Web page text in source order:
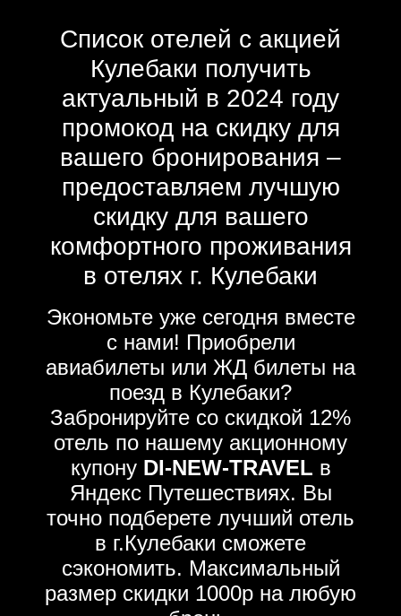
Список отелей с акцией
Кулебаки получить
актуальный в 2024 году
промокод на скидку для
вашего бронирования –
предоставляем лучшую
скидку для вашего
комфортного проживания
в отелях г. Кулебаки
Экономьте уже сегодня вместе
с нами! Приобрели
авиабилеты или ЖД билеты на
поезд в Кулебаки?
Забронируйте со скидкой 12%
отель по нашему акционному
купону DI-NEW-TRAVEL в
Яндекс Путешествиях. Вы
точно подберете лучший отель
в г.Кулебаки сможете
сэкономить. Максимальный
размер скидки 1000р на любую